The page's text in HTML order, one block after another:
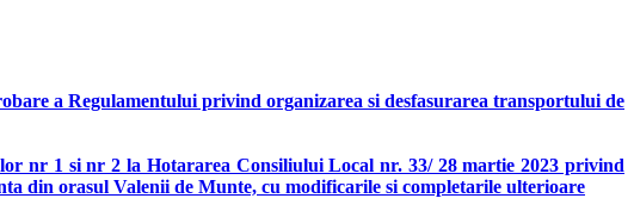
a Regulamentului privind organizarea si desfasurarea transportului de
nr 1 si nr 2 la Hotararea Consiliului Local nr. 33/ 28 martie 2023 privind
din orasul Valenii de Munte, cu modificarile si completarile ulterioare